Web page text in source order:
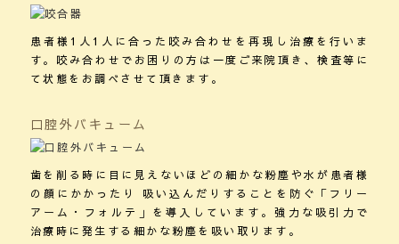
患者様1人1人に合った咬み合わせを再現し治療を行いま
す。咬み合わせでお困りの方は一度ご来院頂き、検査等に
て状態をお調べさせて頂きます。
口腔外バキューム
歯を削る時に目に見えないほどの細かな粉塵や水が患者様
の顔にかかったり 吸い込んだりすることを防ぐ「フリー
アーム・フォルテ」を導入しています。強力な吸引力で
治療時に発生する細かな粉塵を吸い取ります。